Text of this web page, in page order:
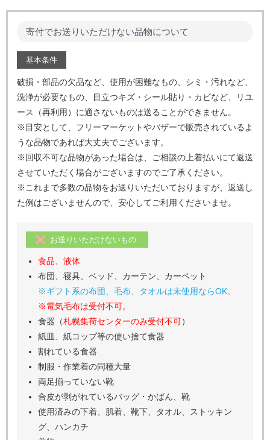
工具・農機具
農機具
自動車工具
草刈り機 etc.
雑貨・その他
ランドセル
日用品、生活雑貨
車椅子、介護用品 etc.
寄付でお送りいただけない品物について
基本条件
破損・部品の欠品など、使用が困難なもの、シミ・汚れなど、
洗浄が必要なもの、目立つキズ・シール貼り・カビなど、
ース（再利用）に適さないものは送ることができません。
※目安として、フリーマーケットやバザーで販売されているよ
うな品物であれば大丈夫でございます。
※回収不可な品物があった場合は、ご相談の上着払いにて返送
させていただく場合がございますのでご了承ください。